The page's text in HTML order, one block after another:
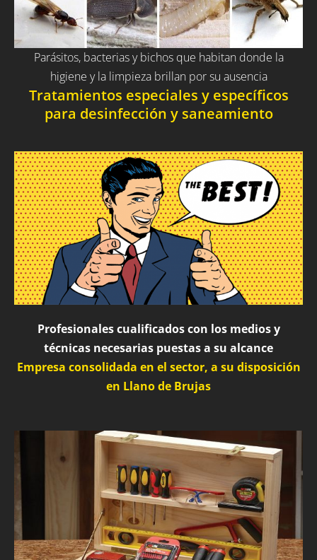
Parásitos, bacterias y bichos que habitan donde la
higiene y la limpieza brillan por su ausencia
Tratamientos especiales y específicos
para desinfección y saneamiento
Profesionales cualificados con los medios y
técnicas necesarias puestas a su alcance
Empresa consolidada en el sector, a su disposición
en Llano de Brujas